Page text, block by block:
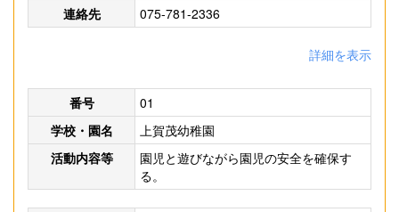
連絡先 075-781-2336
詳細を表示
番号
01
学校・園名
上賀茂幼稚園
活動内容等
園児と遊びながら園児の安全を確保す
る。